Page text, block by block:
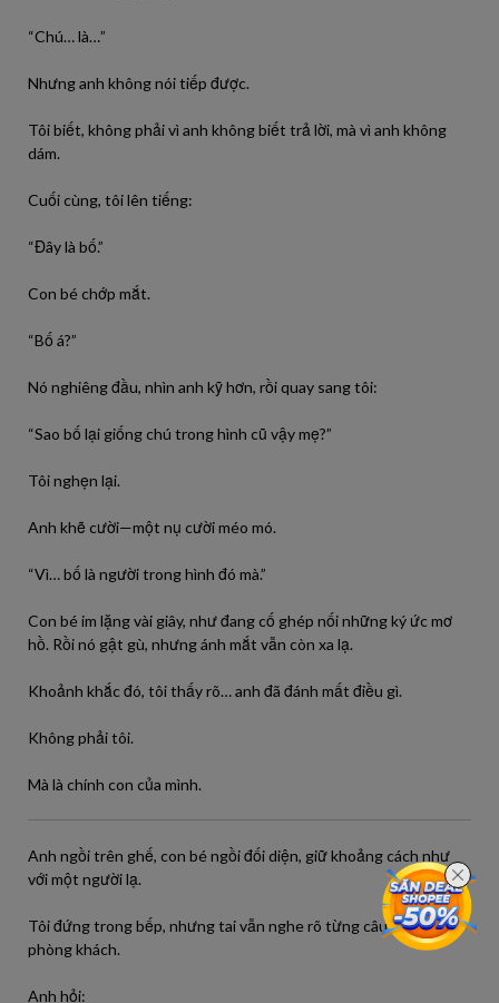
“Chú… là…”
Nhưng anh không nói tiếp được.
Tôi biết, không phải vì anh không biết trả lời, mà vì anh không
dám.
Cuối cùng, tôi lên tiếng:
“Đây là bố.”
Con bé chớp mắt.
“Bố á?”
Nó nghiêng đầu, nhìn anh kỹ hơn, rồi quay sang tôi:
“Sao bố lại giống chú trong hình cũ vậy mẹ?”
Tôi nghẹn lại.
Anh khẽ cười—một nụ cười méo mó.
“Vì… bố là người trong hình đó mà.”
Con bé im lặng vài giây, như đang cố ghép nối những ký ức mơ
hồ. Rồi nó gật gù, nhưng ánh mắt vẫn còn xa lạ.
Khoảnh khắc đó, tôi thấy rõ… anh đã đánh mất điều gì.
Không phải tôi.
Mà là chính con của mình.
Anh ngồi trên ghế, con bé ngồi đối diện, giữ khoảng cách như
với một người lạ.
Tôi đứng trong bếp, nhưng tai vẫn nghe rõ từng câu nói ngoài
phòng khách.
Anh hỏi: